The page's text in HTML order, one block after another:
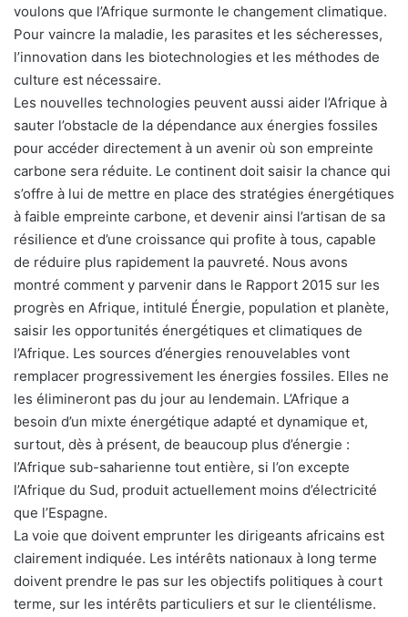
voulons que l’Afrique surmonte le changement climatique.
Pour vaincre la maladie, les parasites et les sécheresses,
l’innovation dans les biotechnologies et les méthodes de
culture est nécessaire.
Les nouvelles technologies peuvent aussi aider l’Afrique à
sauter l’obstacle de la dépendance aux énergies fossiles
pour accéder directement à un avenir où son empreinte
carbone sera réduite. Le continent doit saisir la chance qui
s’offre à lui de mettre en place des stratégies énergétiques
à faible empreinte carbone, et devenir ainsi l’artisan de sa
résilience et d’une croissance qui profite à tous, capable
de réduire plus rapidement la pauvreté. Nous avons
montré comment y parvenir dans le Rapport 2015 sur les
progrès en Afrique, intitulé Énergie, population et planète,
saisir les opportunités énergétiques et climatiques de
l’Afrique. Les sources d’énergies renouvelables vont
remplacer progressivement les énergies fossiles. Elles ne
les élimineront pas du jour au lendemain. L’Afrique a
besoin d’un mixte énergétique adapté et dynamique et,
surtout, dès à présent, de beaucoup plus d’énergie :
l’Afrique sub-saharienne tout entière, si l’on excepte
l’Afrique du Sud, produit actuellement moins d’électricité
que l’Espagne.
La voie que doivent emprunter les dirigeants africains est
clairement indiquée. Les intérêts nationaux à long terme
doivent prendre le pas sur les objectifs politiques à court
terme, sur les intérêts particuliers et sur le clientélisme.